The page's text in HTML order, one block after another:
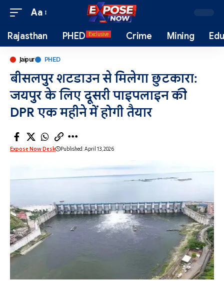
Aa
Rajasthan PHED Exclusive Crime Mining
Jaipur PHED
बीसलपुर शटडाउन से मिलेगा छुटकारा:
जयपुर के लिए दूसरी पाइपलाइन की
DPR एक महीने में होगी तैयार
Expose Now Desk Published: April 13, 2026